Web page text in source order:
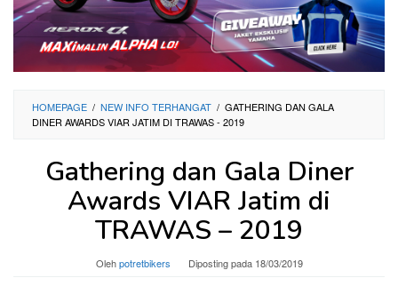
HOMEPAGE / NEW INFO TERHANGAT / GATHERING DAN GALA
DINER AWARDS VIAR JATIM DI TRAWAS - 2019
Gathering dan Gala Diner
Awards VIAR Jatim di
TRAWAS – 2019
Olehpotretbikers Diposting pada 18/03/2019